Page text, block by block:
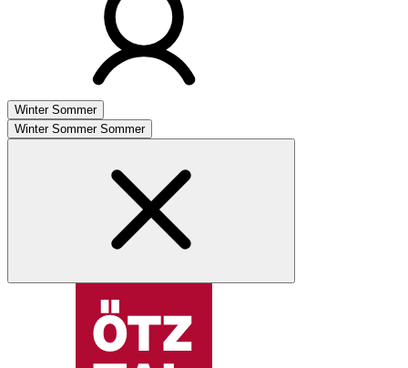
Winter Sommer
Winter Sommer Sommer